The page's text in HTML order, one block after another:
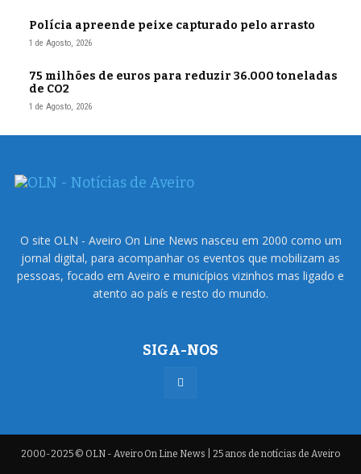
Polícia apreende peixe capturado pelo arrasto
1 de Agosto, 2026
75 milhões de euros para reduzir 36.000 toneladas
de CO2
1 de Agosto, 2026
O site OLN - Aveiro On Line News nasceu em 2000 como um
jornal digital, para acompanhar os eventos que mobilizam as
pessoas, focado em Aveiro e municípios vizinhos mas ligado e
atento ao país e resto do mundo.
SIGA-NOS
2000-2025 © OLN - Aveiro On Line News | 25 anos de notícias de Aveiro